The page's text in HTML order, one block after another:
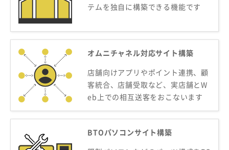
テムを独自に構築できる機能です
オムニチャネル対応サイト構築
店舗向けアプリやポイント連携、顧
客統合、店舗受取など、実店舗とW
eb上での相互送客をおこないます
BTOパソコンサイト構築